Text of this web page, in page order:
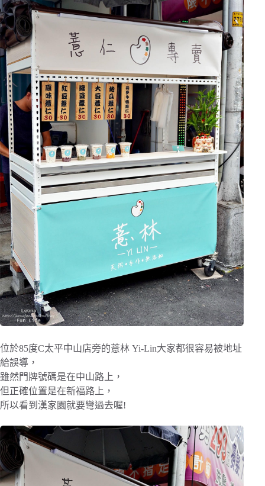
位於85度C太平中山店旁的薏林 Yi-Lin大家都很容易被地址
給誤導，
雖然門牌號碼是在中山路上，
但正確位置是在新福路上，
所以看到漢家園就要彎過去喔!